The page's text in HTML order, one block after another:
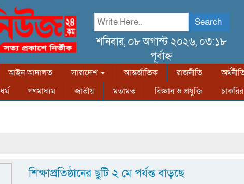
Search
শনিবার, ০৮ অগাস্ট ২০২৬, ০৩:১৮
পূর্বাহ্ন
আইন-আদালত সারাদেশ আন্তর্জাতিক রাজনীতি
ধর্ম গণমাধ্যম জাতীয় মতামত বিজ্ঞান ও প্রযুক্তি
শিক্ষাপ্রতিষ্ঠানের ছুটি ২ মে পর্যন্ত বাড়ছে